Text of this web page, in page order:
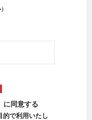
に同意する
的で利用いたし